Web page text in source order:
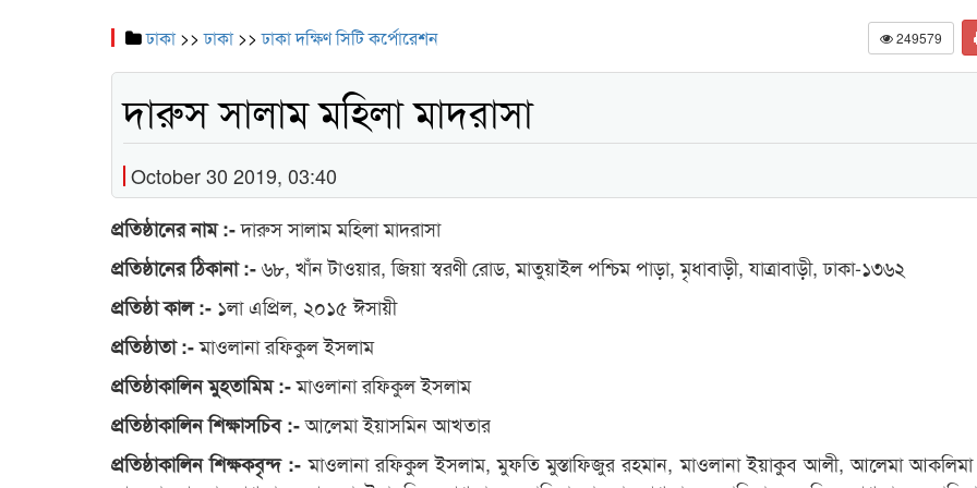
ঢাকা>>ঢাকা>>ঢাকা দক্ষিণ সিটি কর্পোরেশন 249579
দারুস সালাম মহিলা মাদরাসা
October 30 2019, 03:40
প্রতিষ্ঠানের নাম :-দারুস সালাম মহিলা মাদরাসা
প্রতিষ্ঠানের ঠিকানা :-৬৮, খাঁন টাওয়ার, জিয়া স্বরণী রোড, মাতুয়াইল পশ্চিম পাড়া, মৃধাবাড়ী, যাত্রাবাড়ী, ঢাকা-১৩৬২
প্রতিষ্ঠা কাল :- ১লা এপ্রিল, ২০১৫ ঈসায়ী
প্রতিষ্ঠাতা :-মাওলানা রফিকুল ইসলাম
প্রতিষ্ঠাকালিন মুহতামিম :-মাওলানা রফিকুল ইসলাম
প্রতিষ্ঠাকালিন শিক্ষাসচিব :-আলেমা ইয়াসমিন আখতার
প্রতিষ্ঠাকালিন শিক্ষকবৃন্দ :-মাওলানা রফিকুল ইসলাম, মুফতি মুস্তাফিজুর রহমান, মাওলানা ইয়াকুব আলী, আলেমা